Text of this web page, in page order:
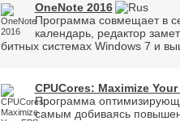
OneNote 2016
Программа совмещает в
календарь, редактор
битных системах Windows 7 и
CPUCores: Maximize Your
Программа
самым добиваясь